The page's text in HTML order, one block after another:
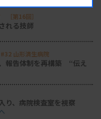
［第16回］
れる技師
山形済生病院
報告体制を再構築 “伝え
り、病院検査室を視察